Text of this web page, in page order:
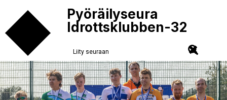
Pyöräilyseura
Idrottsklubben-32
Liity seuraan